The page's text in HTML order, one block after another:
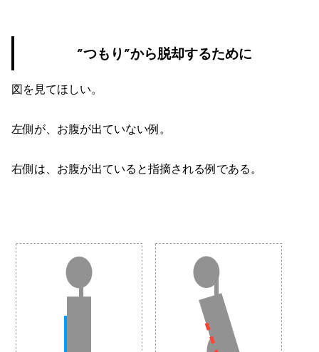
”つもり”から脱却するために
図を見てほしい。
左側が、お腹が出ていない例。
右側は、お腹が出ていると指摘される例である。